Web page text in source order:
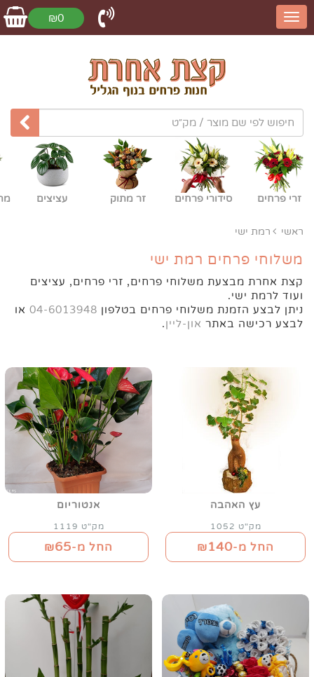
₪0
זרי פרחים סידורי פרחים זר מתוק עציצים
ראשי רמת ישי
משלוחי פרחים רמת ישי
קצת אחרת מבצעת משלוחי פרחים, זרי פרחים, עציצים
ועוד לרמת ישי.
ניתן לבצע הזמנת משלוחי פרחים בטלפון 04-6013948 או
לבצע רכישה באתר און-ליין.
עץ האהבה
מק"ט 1052
החל מ-₪140
אנטוריום
מק"ט 1119
החל מ-₪65